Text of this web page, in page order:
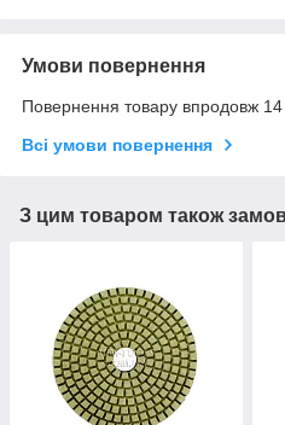
Умови повернення
Повернення товару впродовж 14
Всі умови повернення
З цим товаром також